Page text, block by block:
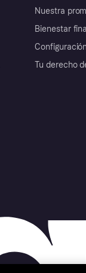
Nuestra
Bienestar
Tu derecho